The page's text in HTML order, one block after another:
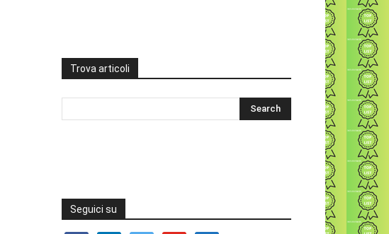
Trova articoli
Seguici su